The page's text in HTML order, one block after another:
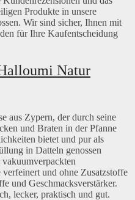
Produkte in unsere
Wir sind sicher, Ihnen mit
für Ihre Kaufentscheidung
Natur
aus Zypern, der durch seine
und Braten in der Pfanne
bietet und pur als
in Datteln genossen
und ohne Zusatzstoffe
und Geschmacksverstärker.
lecker, praktisch und gut.